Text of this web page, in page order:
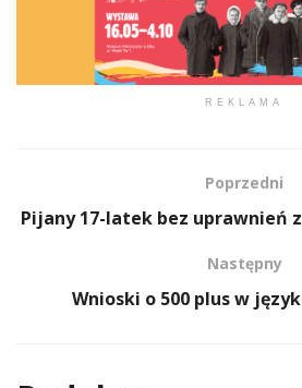
REKLAMA
Poprzedni
Pijany 17-latek bez uprawnień
Następny
Wnioski o 500 plus w